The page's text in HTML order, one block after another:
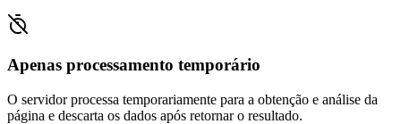
Apenas processamento temporário
O servidor processa temporariamente para a obtenção e análise da
página e descarta os dados após retornar o resultado.